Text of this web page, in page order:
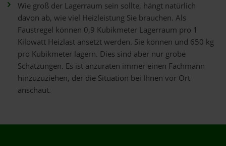
Wie groß der Lagerraum sein sollte, hängt natürlich
davon ab, wie viel Heizleistung Sie brauchen. Als
Faustregel können 0,9 Kubikmeter Lagerraum pro 1
Kilowatt Heizlast ansetzt werden. Sie können und 650 kg
pro Kubikmeter lagern. Dies sind aber nur grobe
Schätzungen. Es ist anzuraten immer einen Fachmann
hinzuzuziehen, der die Situation bei Ihnen vor Ort
anschaut.